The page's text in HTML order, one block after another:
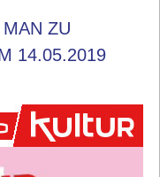
ZU
14.05.2019